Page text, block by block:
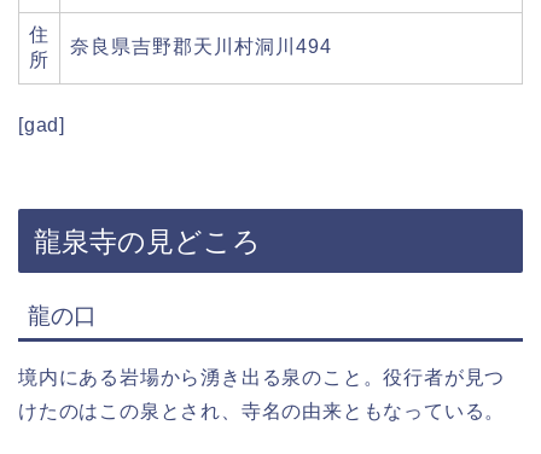
住
所
奈良県吉野郡天川村洞川494
[gad]
龍泉寺の見どころ
龍の口
境内にある岩場から湧き出る泉のこと。役行者が見つ
けたのはこの泉とされ、寺名の由来ともなっている。